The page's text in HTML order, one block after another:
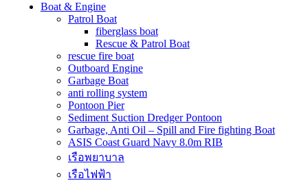
Boat & Engine
Patrol Boat
fiberglass boat
Rescue & Patrol Boat
rescue fire boat
Outboard Engine
Garbage Boat
anti rolling system
Pontoon Pier
Sediment Suction Dredger Pontoon
Garbage, Anti Oil – Spill and Fire fighting Boat
ASIS Coast Guard Navy 8.0m RIB
เรือพยาบาล
เรือไฟฟ้า